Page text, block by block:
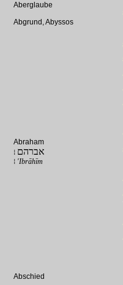
Aberglaube
Abgrund, Abyssos
Abraham
⁞ אברהם
⁞ 'Ibrāhīm
Abschied